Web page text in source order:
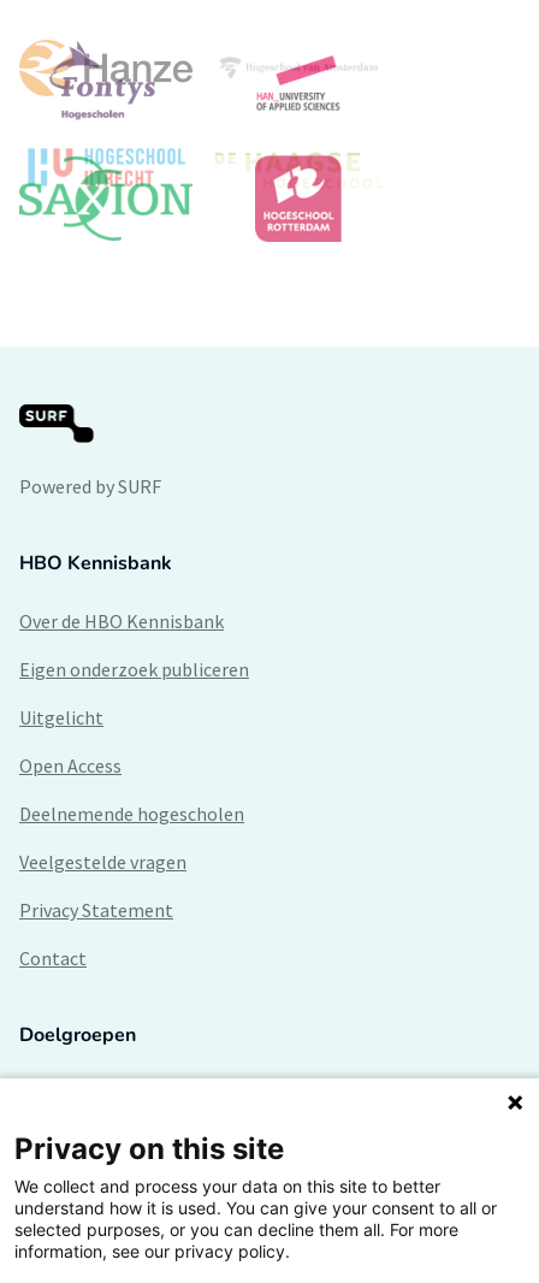
Powered by SURF
HBO Kennisbank
Over de HBO Kennisbank
Eigen onderzoek publiceren
Uitgelicht
Open Access
Deelnemende hogescholen
Veelgestelde vragen
Privacy Statement
Contact
Doelgroepen
Lectoren en onderzoekers
Bedrijven
Hogescholen
Privacy on this site
We collect and process your data on this site to better
understand how it is used. You can give your consent to all or
selected purposes, or you can decline them all. For more
information, see our privacy policy.